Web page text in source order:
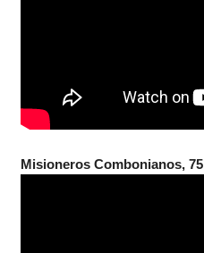
Misioneros Combonianos,